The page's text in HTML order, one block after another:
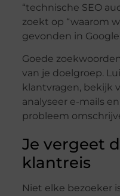
“technische SEO
zoekt op “waarom
gevonden in
Goede
van je doelgroep.
klantvragen, bekijk
analyseer e-mails
probleem
Je vergeet
klantreis
Niet elke bezoeker